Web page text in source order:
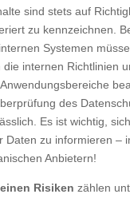
sind stets auf
zu kennzeichnen.
Systemen
die internen Richtlinien
des
Es ist wichtig,
Daten zu informieren –
Anbietern!
Risiken zählen